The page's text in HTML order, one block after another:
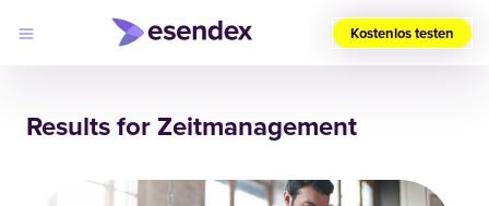
Ihre
Kostenlos testen
Results for Zeitmanagement